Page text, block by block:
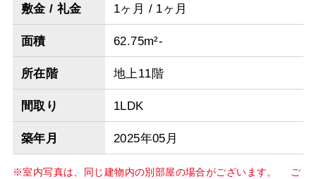
敷金 / 礼金 1ヶ月 / 1ヶ月
面積 62.75m²-
所在階 地上11階
間取り 1LDK
築年月 2025年05月
※室内写真は、同じ建物内の別部屋の場合がございます。 ご